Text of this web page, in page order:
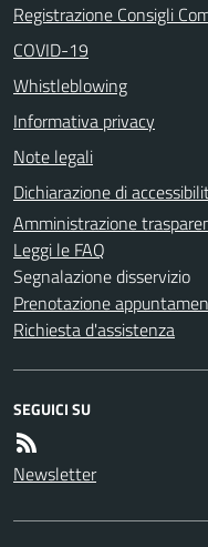
Registrazione Consigli
COVID-19
Whistleblowing
Informativa privacy
Note legali
Dichiarazione di
Amministrazione
Leggi le FAQ
Segnalazione disservizio
Prenotazione
Richiesta d'assistenza
SEGUICI SU
Newsletter